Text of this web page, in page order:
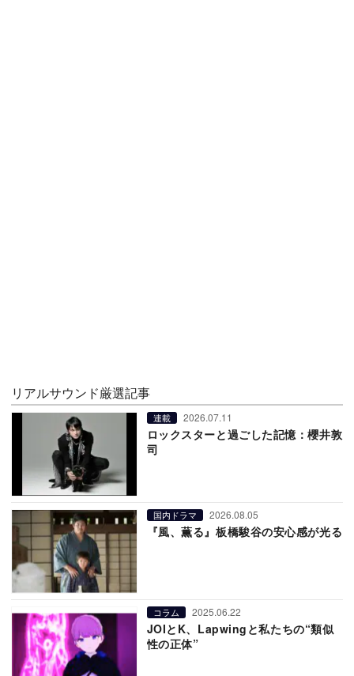
リアルサウンド厳選記事
連載 2026.07.11
ロックスターと過ごした記憶：櫻井敦
司
国内ドラマ 2026.08.05
『風、薫る』板橋駿谷の安心感が光る
コラム 2025.06.22
JOIとK、Lapwingと私たちの“類似
性の正体”